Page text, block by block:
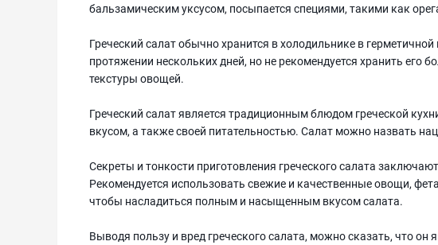
бальзамическим уксусом, посыпается специями, такими как
Греческий салат обычно хранится в холодильнике в
протяжении нескольких дней, но не рекомендуется хранить его
текстуры овощей.
Греческий салат является традиционным блюдом греческой
вкусом, а также своей питательностью. Салат можно назвать
Секреты и тонкости приготовления греческого салата
Рекомендуется использовать свежие и качественные овощи,
чтобы насладиться полным и насыщенным вкусом салата.
Выводя пользу и вред греческого салата, можно сказать, что